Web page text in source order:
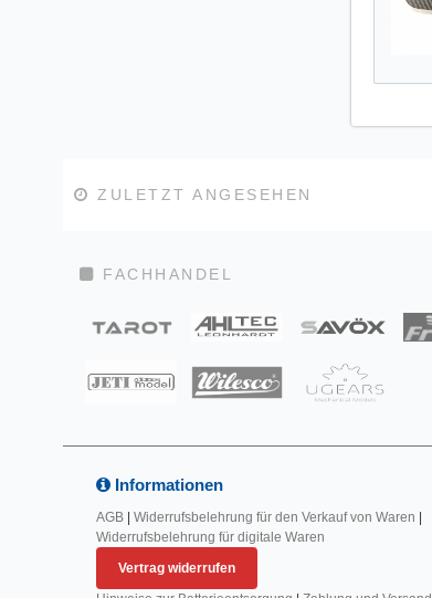
ZULETZT ANGESEHEN
FACHHANDEL
Informationen
AGB | Widerrufsbelehrung für den Verkauf von Waren |
Widerrufsbelehrung für digitale Waren
Vertrag widerrufen